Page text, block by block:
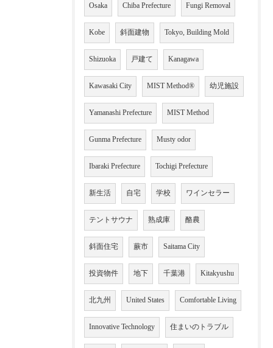
Osaka Chiba Prefecture Fungi Removal
Kobe 斜面建物 Tokyo, Building Mold
Shizuoka 戸建て Kanagawa
Kawasaki City MIST Method® 幼児施設
Yamanashi Prefecture MIST Method
Gunma Prefecture Musty odor
Ibaraki Prefecture Tochigi Prefecture
新生活 自宅 学校 ワインセラー
テントサウナ 熟成庫 酪農
斜面住宅 蕨市 Saitama City
投資物件 地下 千葉港 Kitakyushu
北九州 United States Comfortable Living
Innovative Technology 住まいのトラブル